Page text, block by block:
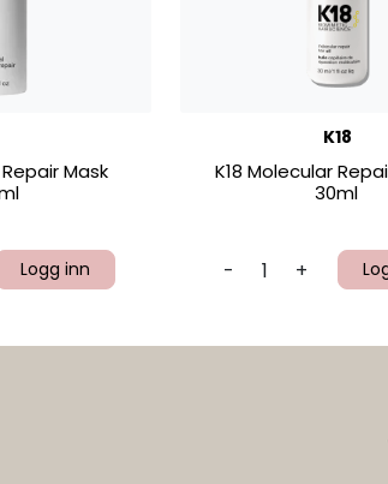
Mask
Logg inn
K18
K18 Molecular
30ml
- +